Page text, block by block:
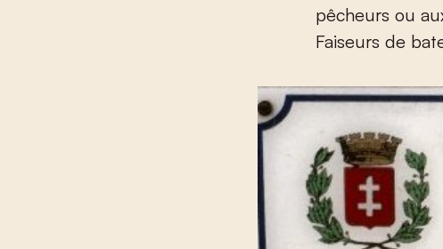
pêcheurs ou
Faiseurs de